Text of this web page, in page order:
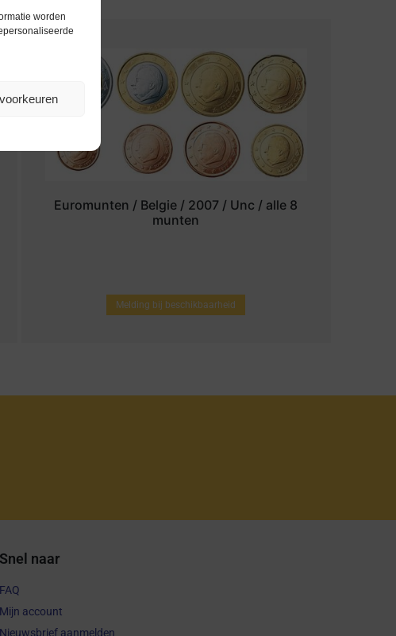
worden
Euromunten / Belgie / 2007 / Unc / alle 8
munten
Melding bij beschikbaarheid
Snel naar
FAQ
Mijn account
Nieuwsbrief aanmelden